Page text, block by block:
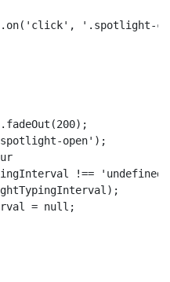
on( ' click' , ' .spotlight-
fadeOut (200);
spotlight-open' );
!== ' undefined
);
= null ;